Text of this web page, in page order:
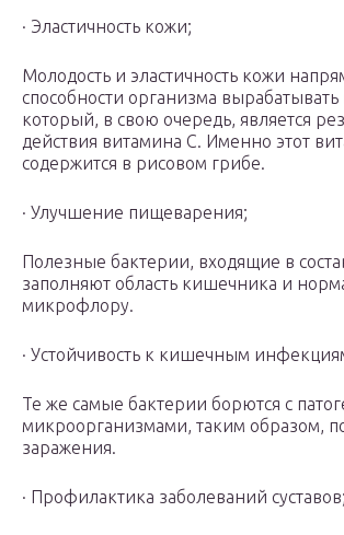
· Эластичность кожи;
Молодость и эластичность кожи
способности организма вырабатывать
который, в свою очередь, является
действия витамина С. Именно этот
содержится в рисовом грибе.
· Улучшение пищеварения;
Полезные бактерии, входящие в
заполняют область кишечника и
микрофлору.
· Устойчивость к кишечным
Те же самые бактерии борются с
микроорганизмами, таким образом,
заражения.
· Профилактика заболеваний суставов;